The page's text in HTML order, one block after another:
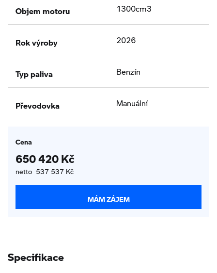
Objem motoru 1300cm3
Rok výroby 2026
Typ paliva Benzín
Převodovka Manuální
Cena
650 420 Kč
netto 537 537 Kč
MÁM ZÁJEM
Specifikace